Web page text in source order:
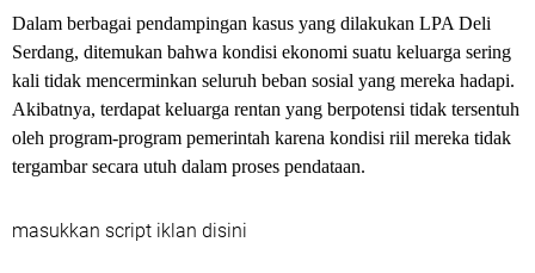
Dalam berbagai pendampingan kasus yang dilakukan LPA Deli
Serdang, ditemukan bahwa kondisi ekonomi suatu keluarga sering
kali tidak mencerminkan seluruh beban sosial yang mereka hadapi.
Akibatnya, terdapat keluarga rentan yang berpotensi tidak tersentuh
oleh program-program pemerintah karena kondisi riil mereka tidak
tergambar secara utuh dalam proses pendataan.
masukkan script iklan disini